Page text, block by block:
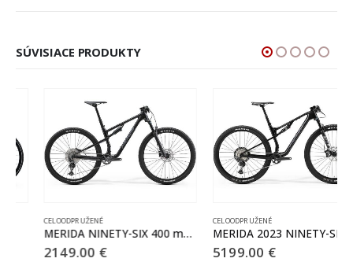
SÚVISIACE PRODUKTY
CELOODPRUŽENÉ
MERIDA NINETY-SIX 400 matný čierny (tmavostrieborný)
2149.00€
CELOODPRUŽENÉ
MERIDA 2023 NINETY-SIX RC XT tmavostrieborný
5199.00€